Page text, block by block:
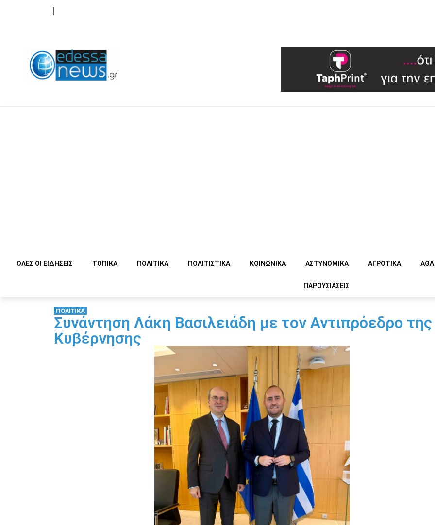
ΟΛΕΣ ΟΙ ΕΙΔΗΣΕΙΣ ΤΟΠΙΚΑ ΠΟΛΙΤΙΚΑ ΠΟΛΙΤΙΣΤΙΚΑ ΚΟΙΝΩΝΙΚΑ ΑΣΤΥΝΟΜΙΚΑ ΑΓΡΟΤΙΚΑ
ΠΑΡΟΥΣΙΑΣΕΙΣ
ΠΟΛΙΤΙΚΑ
Συνάντηση Λάκη Βασιλειάδη με τον Αντιπρόεδρο της
Κυβέρνησης